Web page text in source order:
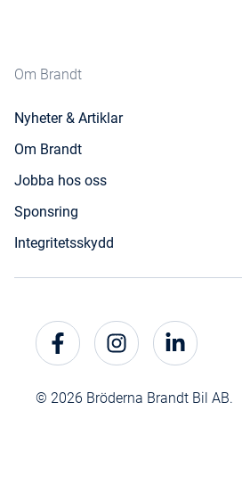
Om Brandt
Nyheter & Artiklar
Om Brandt
Jobba hos oss
Sponsring
Integritetsskydd
© 2026 Bröderna Brandt Bil AB.